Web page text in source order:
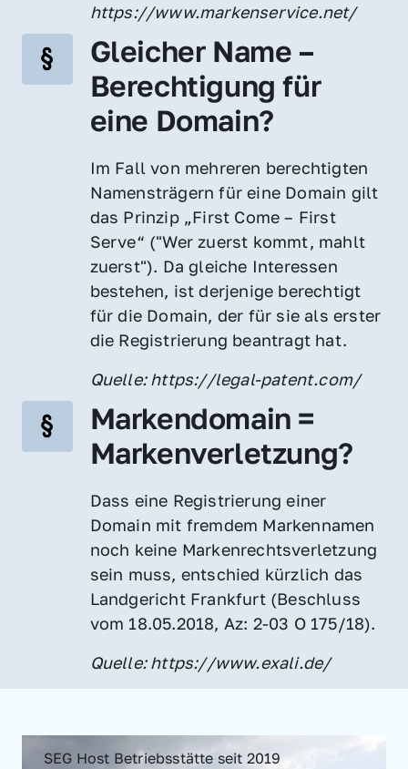
https://www.markenservice.net/
Gleicher Name –
Berechtigung für
eine Domain?
Im Fall von mehreren berechtigten
Namensträgern für eine Domain gilt
das Prinzip „First Come – First
Serve“ ("Wer zuerst kommt, mahlt
zuerst"). Da gleiche Interessen
bestehen, ist derjenige berechtigt
für die Domain, der für sie als erster
die Registrierung beantragt hat.
Quelle: https://legal-patent.com/
Markendomain =
Markenverletzung?
Dass eine Registrierung einer
Domain mit fremdem Markennamen
noch keine Markenrechtsverletzung
sein muss, entschied kürzlich das
Landgericht Frankfurt (Beschluss
vom 18.05.2018, Az: 2-03 O 175/18).
Quelle: https://www.exali.de/
SEG Host Betriebsstätte seit 2019